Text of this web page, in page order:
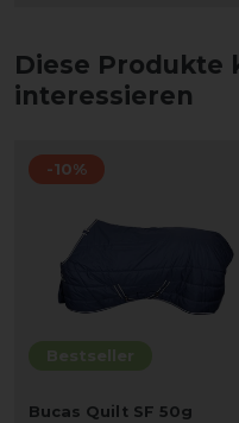
Diese Produkte
interessieren
Bestseller
-10%
Bucas Quilt SF 50g